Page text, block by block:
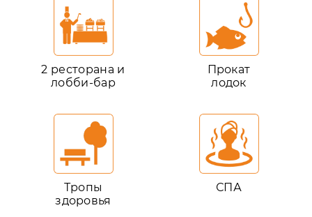
2 ресторана и
лобби-бар
Прокат
лодок
Тропы
здоровья
СПА